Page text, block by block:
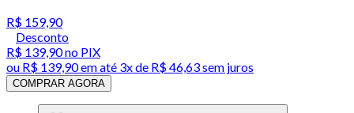
R$ 159,90
Desconto
R$ 139,90no PIX
ou R$ 139,90em até 3x de R$ 46,63 sem juros
COMPRAR AGORA